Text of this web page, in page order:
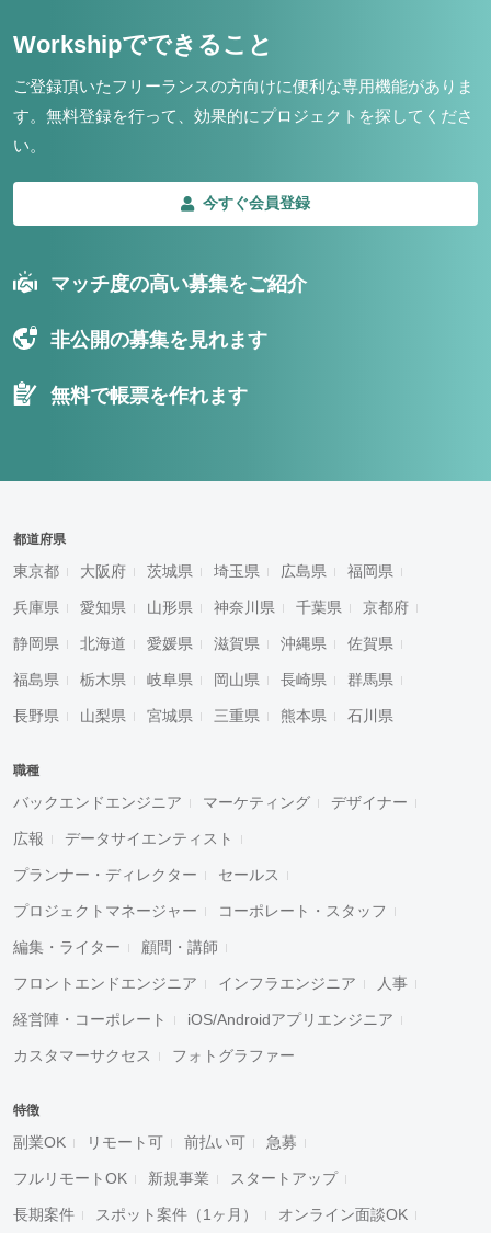
Workshipでできること
ご登録頂いたフリーランスの方向けに便利な専用機能がありま
す。 無料登録を行って、効果的にプロジェクトを探してくださ
い。
今すぐ会員登録
マッチ度の高い募集をご紹介
非公開の募集を見れます
無料で帳票を作れます
都道府県
東京都 大阪府 茨城県 埼玉県 広島県 福岡県
兵庫県 愛知県 山形県 神奈川県 千葉県 京都府
静岡県 北海道 愛媛県 滋賀県 沖縄県 佐賀県
福島県 栃木県 岐阜県 岡山県 長崎県 群馬県
長野県 山梨県 宮城県 三重県 熊本県 石川県
職種
バックエンドエンジニア マーケティング デザイナー
広報 データサイエンティスト
プランナー・ディレクター セールス
プロジェクトマネージャー コーポレート・スタッフ
編集・ライター 顧問・講師
フロントエンドエンジニア インフラエンジニア 人事
経営陣・コーポレート iOS/Androidアプリエンジニア
カスタマーサクセス フォトグラファー
特徴
副業OK リモート可 前払い可 急募
フルリモートOK 新規事業 スタートアップ
長期案件 スポット案件（1ヶ月） オンライン面談OK